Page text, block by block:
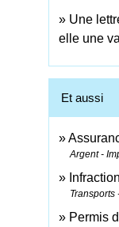
Une
elle une
Et aussi
Argent -
Transports
Permis